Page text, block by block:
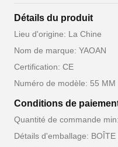
Détails du produit
Lieu d'origine: La Chine
Nom de marque: YAOAN
Certification: CE
Numéro de modèle: 55 MM
Conditions de
Quantité de commande
Détails d'emballage: BOÎTE